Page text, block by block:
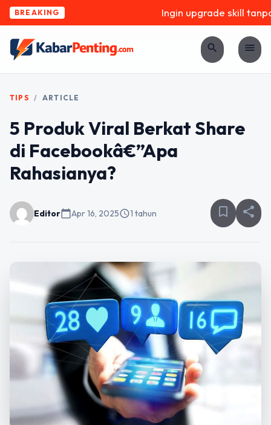
BREAKING Ingin upgrade skill
search menu
TIPS / ARTICLE
5 Produk Viral Berkat Share
di Facebookâ€”Apa
Rahasianya?
Editorcalendar_todayApr 16, 2025schedule1 tahun bookmark_border share